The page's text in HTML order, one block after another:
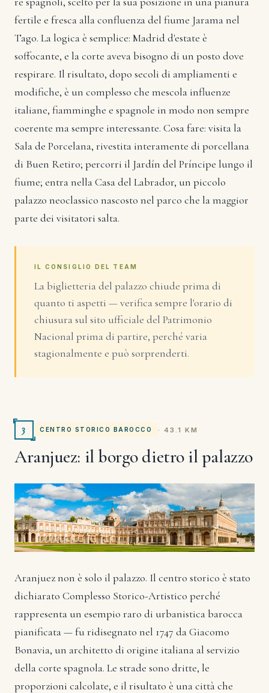
fertile e fresca alla confluenza del fiume Jarama nel
Tago. La logica è semplice: Madrid d'estate è
soffocante, e la corte aveva bisogno di un posto dove
respirare. Il risultato, dopo secoli di ampliamenti e
modifiche, è un complesso che mescola influenze
italiane, fiamminghe e spagnole in modo non sempre
coerente ma sempre interessante. Cosa fare: visita la
Sala de Porcelana, rivestita interamente di porcellana
di Buen Retiro; percorri il Jardín del Príncipe lungo il
fiume; entra nella Casa del Labrador, un piccolo
palazzo neoclassico nascosto nel parco che la maggior
parte dei visitatori salta.
IL CONSIGLIO DEL TEAM
La biglietteria del palazzo chiude prima di
quanto ti aspetti — verifica sempre l'orario di
chiusura sul sito ufficiale del Patrimonio
Nacional prima di partire, perché varia
stagionalmente e può sorprenderti.
3 CENTRO STORICO BAROCCO · 43.1 KM
Aranjuez: il borgo dietro il palazzo
Aranjuez non è solo il palazzo. Il centro storico è stato
dichiarato Complesso Storico-Artistico perché
rappresenta un esempio raro di urbanistica barocca
pianificata — fu ridisegnato nel 1747 da Giacomo
Bonavia, un architetto di origine italiana al servizio
della corte spagnola. Le strade sono dritte, le
proporzioni calcolate, e il risultato è una città che